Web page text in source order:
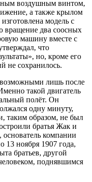
воздушным винтом,
а также крылом
модель с
вращение два соосных
машину вместе с
что
но, кроме его
не сохранилось.
возможными лишь после
такой двигатель
полёт. Он
одну минуту,
таким образом, не был
братья Жак и
компании
13 ноября 1907 года,
братьев, другой
поднявшимся